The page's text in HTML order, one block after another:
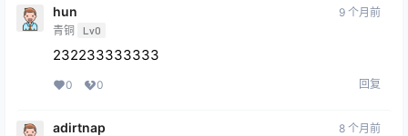
hun
青铜 Lv0
9 个月前
232233333333
0 0 回复
adirtnap 8 个月前